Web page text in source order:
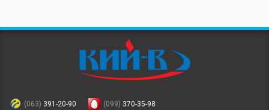
(063) 391-20-90 (099) 370-35-98